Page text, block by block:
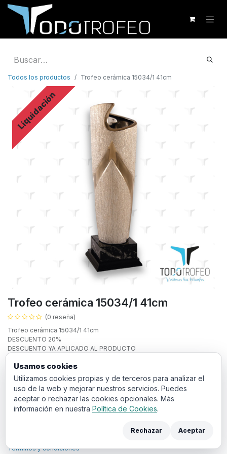
Todos los productos Trofeo cerámica 15034/1 41cm
Liquidación
Trofeo cerámica 15034/1 41cm
(0 reseña)
Trofeo cerámica 15034/1 41cm
DESCUENTO 20%
DESCUENTO YA APLICADO AL PRODUCTO
17,82€
Añadir a la cesta
Términos y condiciones
Usamos cookies
Utilizamos cookies propias y de terceros para analizar el
uso de la web y mejorar nuestros servicios. Puedes
aceptar o rechazar las cookies opcionales. Más
información en nuestra Política de Cookies.
Rechazar Aceptar